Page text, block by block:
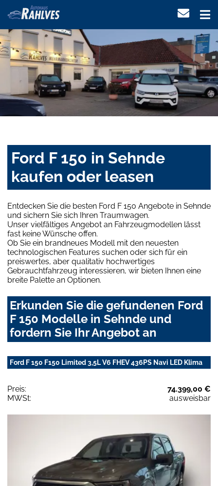
Ford F 150 in Sehnde
kaufen oder leasen
Entdecken Sie die besten Ford F 150 Angebote in Sehnde
und sichern Sie sich Ihren Traumwagen.
Unser vielfältiges Angebot an Fahrzeugmodellen lässt
fast keine Wünsche offen.
Ob Sie ein brandneues Modell mit den neuesten
technologischen Features suchen oder sich für ein
preiswertes, aber qualitativ hochwertiges
Gebrauchtfahrzeug interessieren, wir bieten Ihnen eine
breite Palette an Optionen.
Erkunden Sie die gefundenen Ford
F 150 Modelle in Sehnde und
fordern Sie Ihr Angebot an
Ford F 150 F150 Limited 3,5L V6 FHEV 436PS Navi LED Klima
Preis:
74.399,00 €
MWSt:
ausweisbar